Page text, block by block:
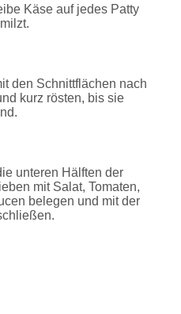
Käse auf jedes Patty
den Schnittflächen nach
kurz rösten, bis sie
unteren Hälften der
mit Salat, Tomaten,
belegen und mit der